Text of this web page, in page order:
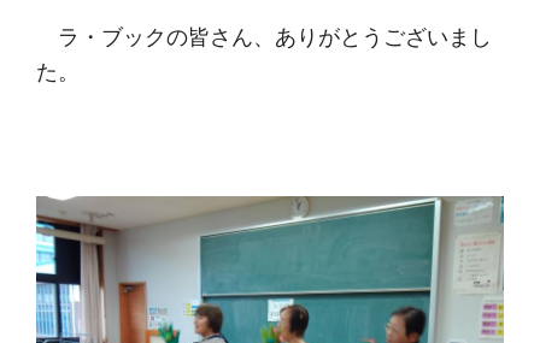
ラ・ブックの皆さん、ありがとうございまし
た。